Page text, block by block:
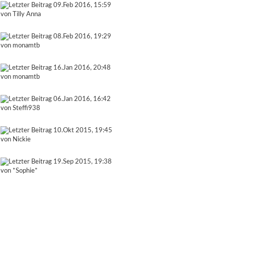
09.Feb 2016, 15:59
von
Tilly Anna
08.Feb 2016, 19:29
von monamtb
16.Jan 2016, 20:48
von monamtb
06.Jan 2016, 16:42
von Steffi938
10.Okt 2015, 19:45
von Nickie
19.Sep 2015, 19:38
von *Sophie*